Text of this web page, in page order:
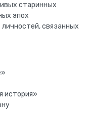
старинных
эпох
связанных
история»